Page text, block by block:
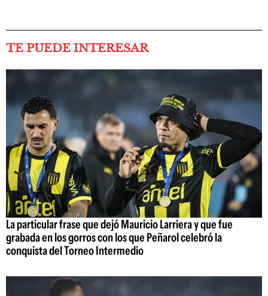
TE PUEDE INTERESAR
La particular frase que dejó Mauricio Larriera y que fue
grabada en los gorros con los que Peñarol celebró la
conquista del Torneo Intermedio